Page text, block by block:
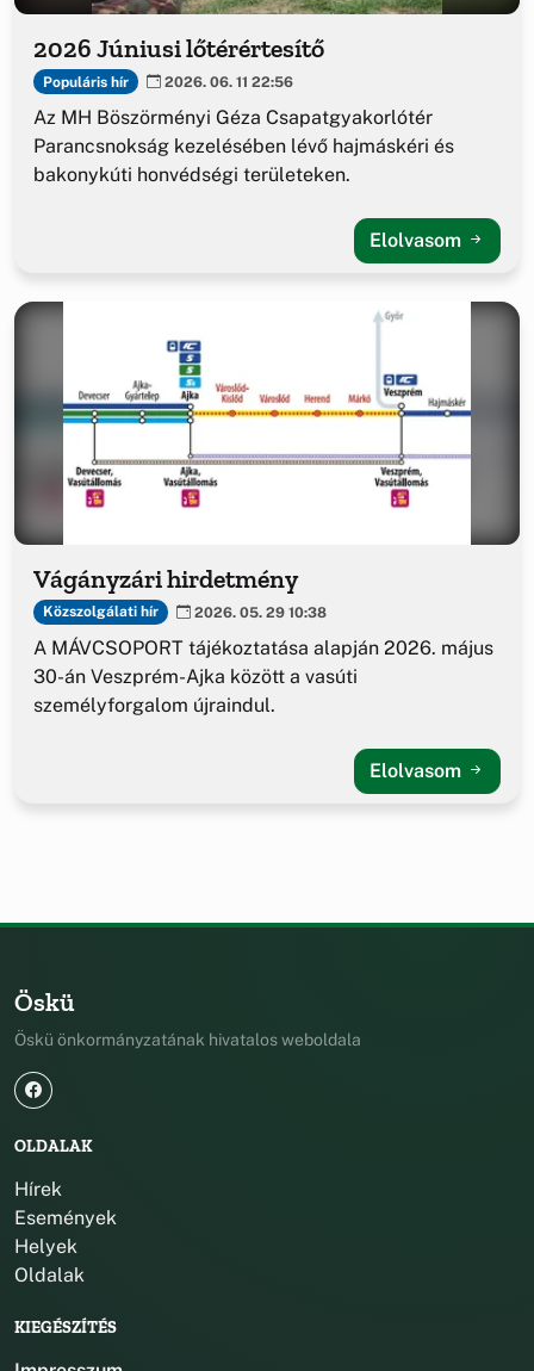
2026 Júniusi lőtérértesítő
Populáris hír 2026. 06. 11 22:56
Az MH Böszörményi Géza Csapatgyakorlótér
Parancsnokság kezelésében lévő hajmáskéri és
bakonykúti honvédségi területeken.
Elolvasom
Vágányzári hirdetmény
Közszolgálati hír 2026. 05. 29 10:38
A MÁVCSOPORT tájékoztatása alapján 2026. május
30-án Veszprém-Ajka között a vasúti
személyforgalom újraindul.
Elolvasom
Öskü
Öskü önkormányzatának hivatalos weboldala
OLDALAK
Hírek
Események
Helyek
Oldalak
KIEGÉSZÍTÉS